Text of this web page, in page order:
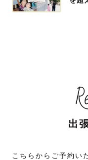
出
こちらからご予約い